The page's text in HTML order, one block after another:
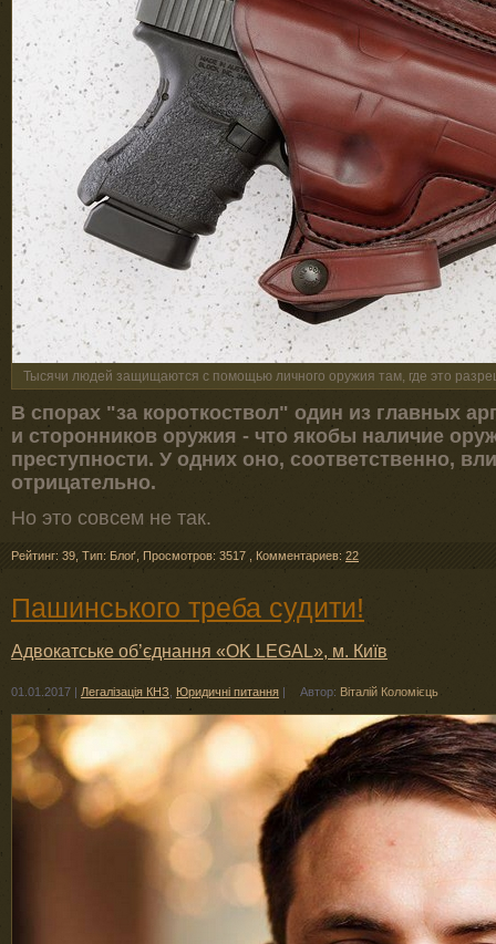
Тысячи людей защищаются с помощью личного оружия там, где это
В спорах "за короткоствол" один из главных
и сторонников оружия - что якобы наличие
преступности. У одних оно, соответственно,
отрицательно.
Но это совсем не так.
Рейтинг: 39 Тип: Блоґ Просмотров: 3517 Комментариев: 22
Пашинського треба судити!
Адвокатське об’єднання «OK LEGAL», м. Київ
01.01.2017 | Легалізація КНЗ Юридичні питання | Автор: Віталій Коломієць